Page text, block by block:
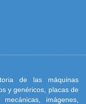
de las máquinas
y genéricos, placas de
imágenes,